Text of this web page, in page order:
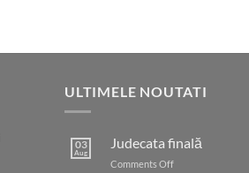
ULTIMELE NOUTATI
03
Aug
Judecata finală
Comments Offon